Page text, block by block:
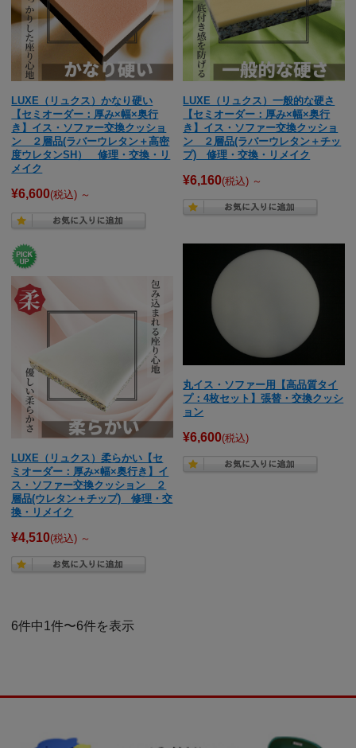
LUXE（リュクス）かなり硬い
【セミオーダー：厚み×幅×奥行
き】イス・ソファー交換クッショ
ン ２層品(ラバーウレタン＋高密
度ウレタンSH） 修理・交換・リ
メイク
¥6,600(税込) ～
LUXE（リュクス）一般的な硬さ
【セミオーダー：厚み×幅×奥行
き】イス・ソファー交換クッショ
ン ２層品(ラバーウレタン＋チッ
プ) 修理・交換・リメイク
¥6,160(税込) ～
LUXE（リュクス）柔らかい【セ
ミオーダー：厚み×幅×奥行き】イ
ス・ソファー交換クッション ２
層品(ウレタン＋チップ) 修理・交
換・リメイク
¥4,510(税込) ～
丸イス・ソファー用【高品質タイ
プ：4枚セット】張替・交換クッシ
ョン
¥6,600(税込)
6件中1件〜6件を表示